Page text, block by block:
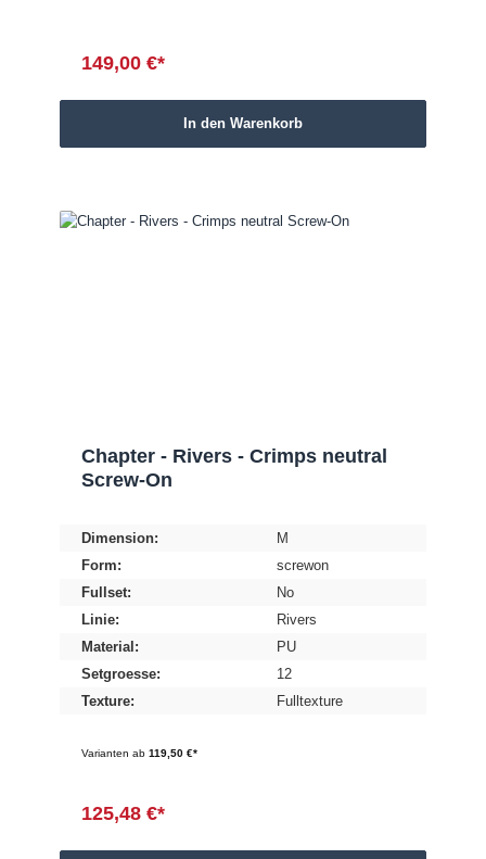
149,00 €*
In den Warenkorb
Chapter - Rivers - Crimps neutral
Screw-On
Dimension:
M
Form:
screwon
Fullset:
No
Linie:
Rivers
Material:
PU
Setgroesse:
12
Texture:
Fulltexture
Varianten ab119,50 €*
125,48 €*